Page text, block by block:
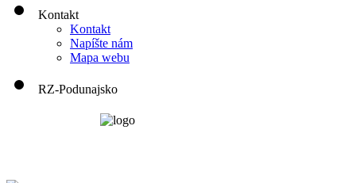
Kontakt
Kontakt
Napíšte nám
Mapa webu
RZ-Podunajsko